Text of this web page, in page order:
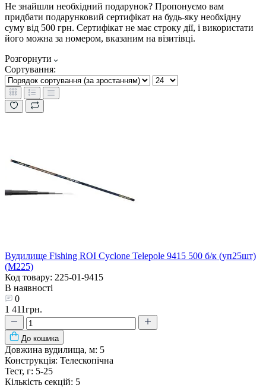
Не знайшли необхідний подарунок? Пропонуємо вам
придбати подарунковий сертифікат на будь-яку необхідну
суму від 500 грн. Сертифікат не має строку дії, і використати
його можна за номером, вказаним на візитівці.
Розгорнути
Сортування:
Вудилище Fishing ROI Cyclone Telepole 9415 500 б/к (уп25шт)
(M225)
Код товару: 225-01-9415
В наявності
0
1 411грн.
До кошика
Довжина вудилища, м: 5
Конструкція: Телескопічна
Тест, г: 5-25
Кількість секцій: 5